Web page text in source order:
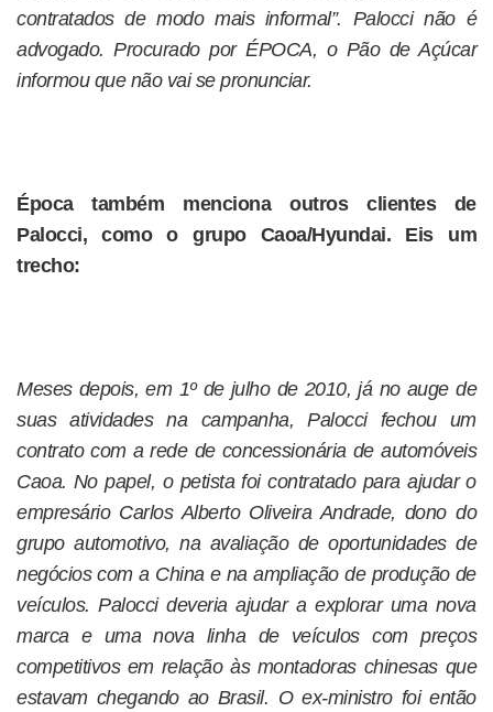
contratados de modo mais informal”. Palocci não é
advogado. Procurado por ÉPOCA, o Pão de Açúcar
informou que não vai se pronunciar.
Época também menciona outros clientes de
Palocci, como o grupo Caoa/Hyundai. Eis um
trecho:
Meses depois, em 1º de julho de 2010, já no auge de
suas atividades na campanha, Palocci fechou um
contrato com a rede de concessionária de automóveis
Caoa. No papel, o petista foi contratado para ajudar o
empresário Carlos Alberto Oliveira Andrade, dono do
grupo automotivo, na avaliação de oportunidades de
negócios com a China e na ampliação de produção de
veículos. Palocci deveria ajudar a explorar uma nova
marca e uma nova linha de veículos com preços
competitivos em relação às montadoras chinesas que
estavam chegando ao Brasil. O ex-ministro foi então